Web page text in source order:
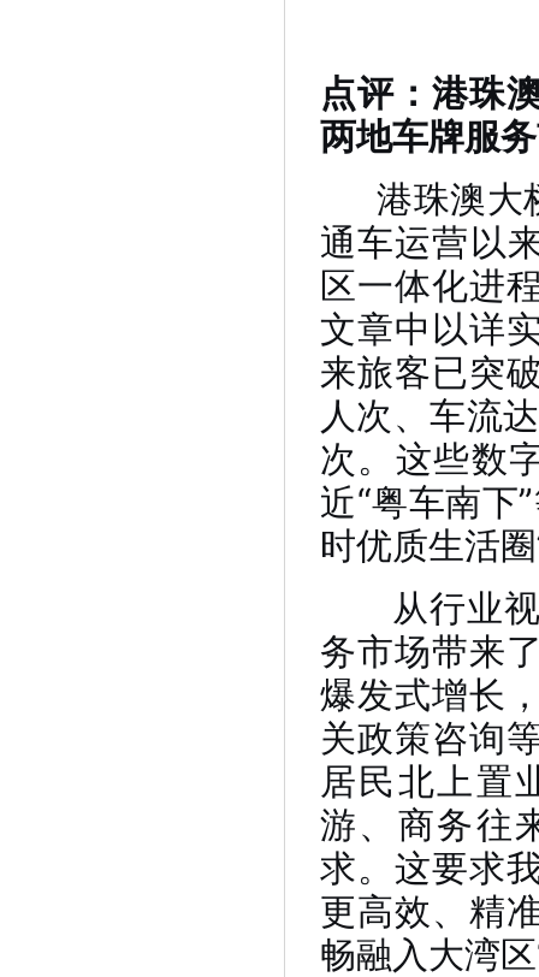
点评：港珠
两地车牌服
港珠澳大
通车运营以
区一体化进
文章中以详
来旅客已突
人次、车流
次。这些数
近“粤车南下
时优质生活
从行业视
务市场带来
爆发式增长
关政策咨询
居民北上置
游、商务往
求。这要求
更高效、精
畅融入大湾